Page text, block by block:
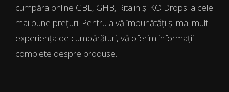
cumpăra online GBL, GHB, Ritalin și KO Drops la cele
mai bune prețuri. Pentru a vă îmbunătăți și mai mult
experiența de cumpărături, vă oferim informații
complete despre produse.